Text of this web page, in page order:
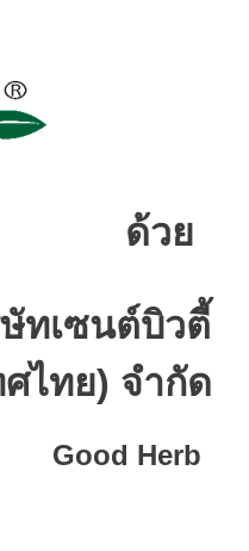
ด้วย
ทเซนต์บิวตี้
ศไทย) จำกัด
Good Herb